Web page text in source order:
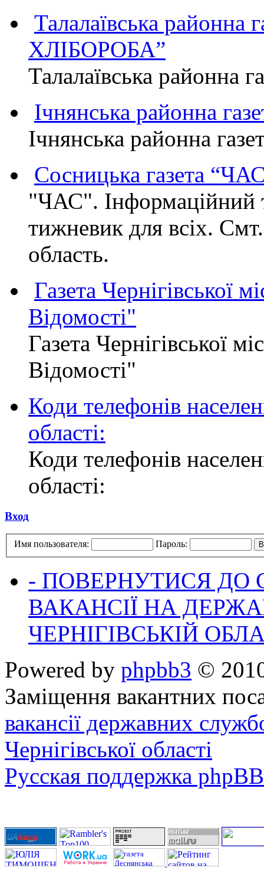
Талалаївська
ХЛІБОРОБА”
Талалаївська
Ічнянська районна
Ічнянська районна
Сосницька газета
"ЧАС". Інформаційний
тижневик для всіх.
область.
Газета Чернігівської
Відомості"
Газета Чернігівської
Відомості"
Коди телефонів
області:
Коди телефонів
області:
Вход
Имя пользователя: Пароль:
- ПОВЕРНУТИСЯ ДО
ВАКАНСІЇ НА
ЧЕРНІГІВСЬКІЙ
Powered by phpbb3 ©
Заміщення вакантних
вакансії державних
Чернігівської області
Русская поддержка phpBB